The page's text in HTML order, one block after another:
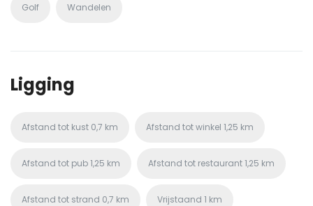
Golf Wandelen
Ligging
Afstand tot kust 0,7 km Afstand tot winkel 1,25 km
Afstand tot pub1,25 km Afstand tot restaurant1,25 km
Afstand tot strand 0,7 km Vrijstaand 1 km